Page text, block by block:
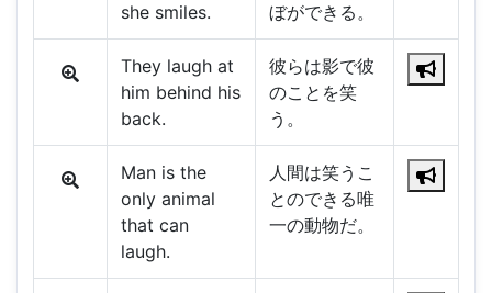
she smiles.
ぼができる。
They laugh at
him behind his
back.
彼らは影で彼
のことを笑
う。
Man is the
only animal
that can
laugh.
人間は笑うこ
とのできる唯
一の動物だ。